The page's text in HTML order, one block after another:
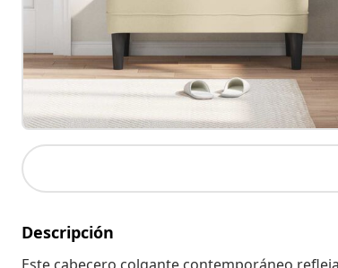
Descripción